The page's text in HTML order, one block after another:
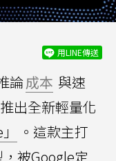
用LINE傳送
論成本 與速
出全新輕量化
。這款主打
被Google定